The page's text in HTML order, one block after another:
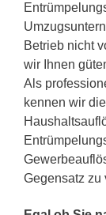
Betrieb nicht
wir Ihnen
Als
kennen wir
Gegensatz zu